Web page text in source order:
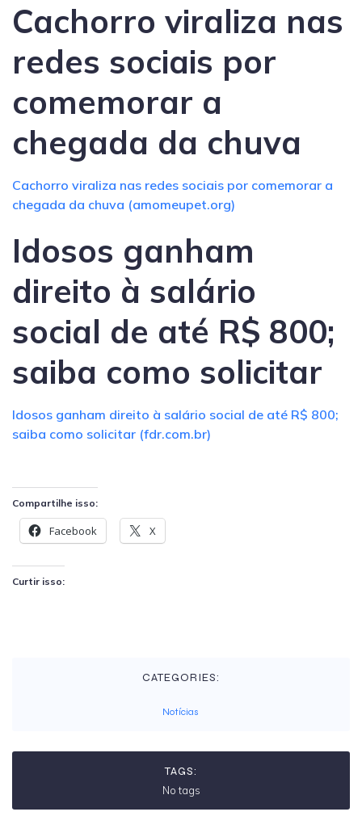
Cachorro viraliza nas
redes sociais por
comemorar a
chegada da chuva
Cachorro viraliza nas redes sociais por comemorar a
chegada da chuva (amomeupet.org)
Idosos ganham
direito à salário
social de até R$ 800;
saiba como solicitar
Idosos ganham direito à salário social de até R$ 800;
saiba como solicitar (fdr.com.br)
Compartilhe isso:
Facebook X
Curtir isso:
CATEGORIES:
Notícias
TAGS:
No tags